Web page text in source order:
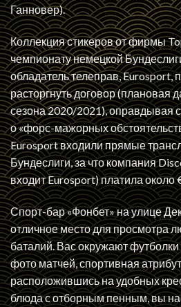
Ганновер).
Коллекция стикеров от фирмы
чемпионату немецкой
обладатель телеправ, Eurosport,
расторгнуть договор (плановая
сезона 2020/2021), оправдывая
о «форс-мажорных
Eurosport входили прямые
Бундеслиги, за что компания
входит Eurosport) платила около
Спорт-бар «Фонбет» на улице
отличное место для просмотра
баталий. Вас окружают футболки
фото матчей, спортивная
расположившись на удобных
блюда с отборным пенным, вы